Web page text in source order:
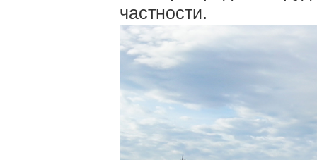
частности.